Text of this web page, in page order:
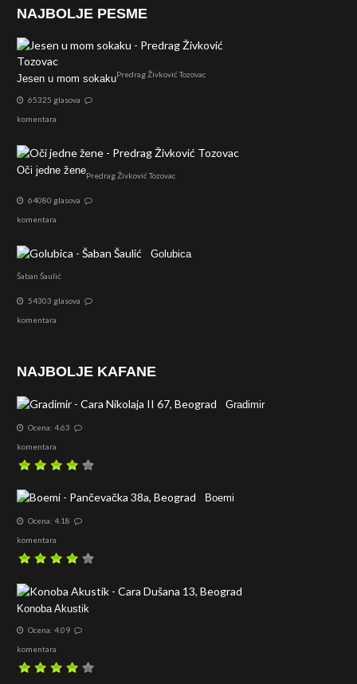
NAJBOLJE PESME
Jesen u mom sokakuPredrag Živković Tozovac
65325 glasova
komentara
Oči jedne ženePredrag Živković Tozovac
64080 glasova
komentara
Golubica
Šaban Šaulić
54303 glasova
komentara
NAJBOLJE KAFANE
Gradimir
Ocena: 4.63
komentara
Boemi
Ocena: 4.18
komentara
Konoba Akustik
Ocena: 4.09
komentara